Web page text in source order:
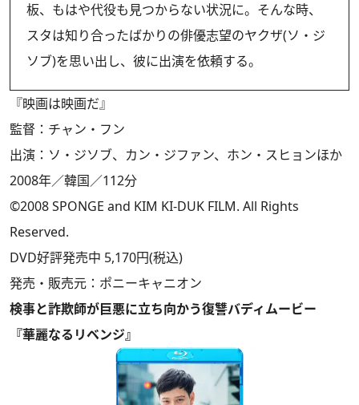
板、もはや代役も見つからない状況に。そんな時、
スタは知り合ったばかりの俳優志望のヤクザ(ソ・ジ
ソブ)を思い出し、彼に出演を依頼する。
『映画は映画だ』
監督：チャン・フン
出演：ソ・ジソブ、カン・ジファン、ホン・スヒョンほか
2008年／韓国／112分
©2008 SPONGE and KIM KI-DUK FILM. All Rights
Reserved.
DVD好評発売中 5,170円(税込)
発売・販売元：ポニーキャニオン
検事と詐欺師が巨悪に立ち向かう復讐バディムービー
『華麗なるリベンジ』